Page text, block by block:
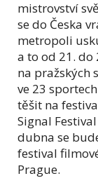
mistrovství
se do Česka
metropoli
a to od 21. do
na pražských
ve 23
těšit na
Signal
dubna se
festival
Prague.